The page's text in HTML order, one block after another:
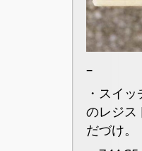
–
・スイ
のレジス
だづけ。